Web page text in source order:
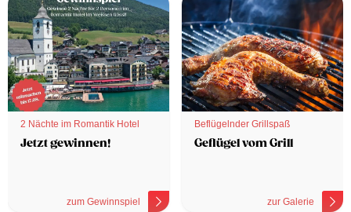
2 Nächte im Romantik Hotel
Jetzt gewinnen!
zum Gewinnspiel
Beflügelnder Grillspaß
Geflügel vom Grill
zur Galerie